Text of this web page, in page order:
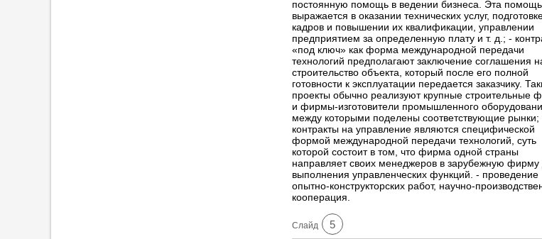
постоянную помощь в ведении бизнеса. Эта помощь
выражается в оказании технических услуг,
кадров и повышении их квалификации, управлении
предприятием за определенную плату и т. д.; -
«под ключ» как форма международной передачи
технологий предполагают заключение соглашения
строительство объекта, который после его полной
готовности к эксплуатации передается заказчику.
проекты обычно реализуют крупные строительные
и фирмы-изготовители промышленного
между которыми поделены соответствующие рынки;
контракты на управление являются специфической
формой международной передачи технологий, суть
которой состоит в том, что фирма одной страны
направляет своих менеджеров в зарубежную фирму
выполнения управленческих функций. - проведение
опытно-конструкторских работ, научно-
кооперация.
Cлайд 5